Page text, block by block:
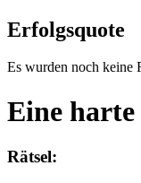
Erfolgsquote
Es wurden noch keine
Eine harte
Rätsel: